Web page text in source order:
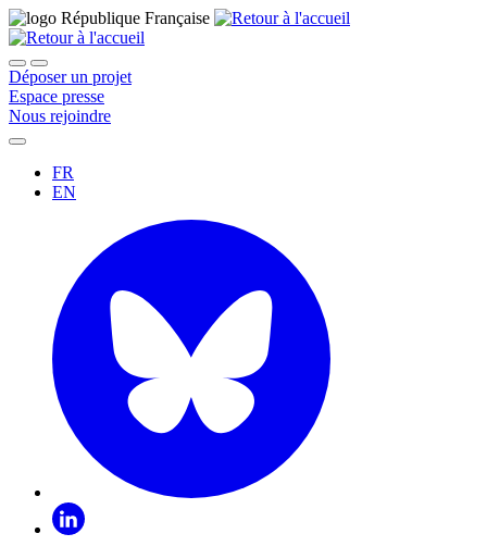
Déposer un projet
Espace presse
Nous rejoindre
FR
EN